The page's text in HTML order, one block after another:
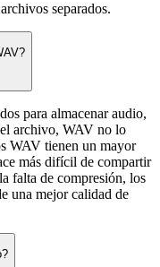
separados.
para almacenar audio,
archivo, WAV no lo
WAV tienen un mayor
más difícil de compartir
falta de compresión, los
una mejor calidad de